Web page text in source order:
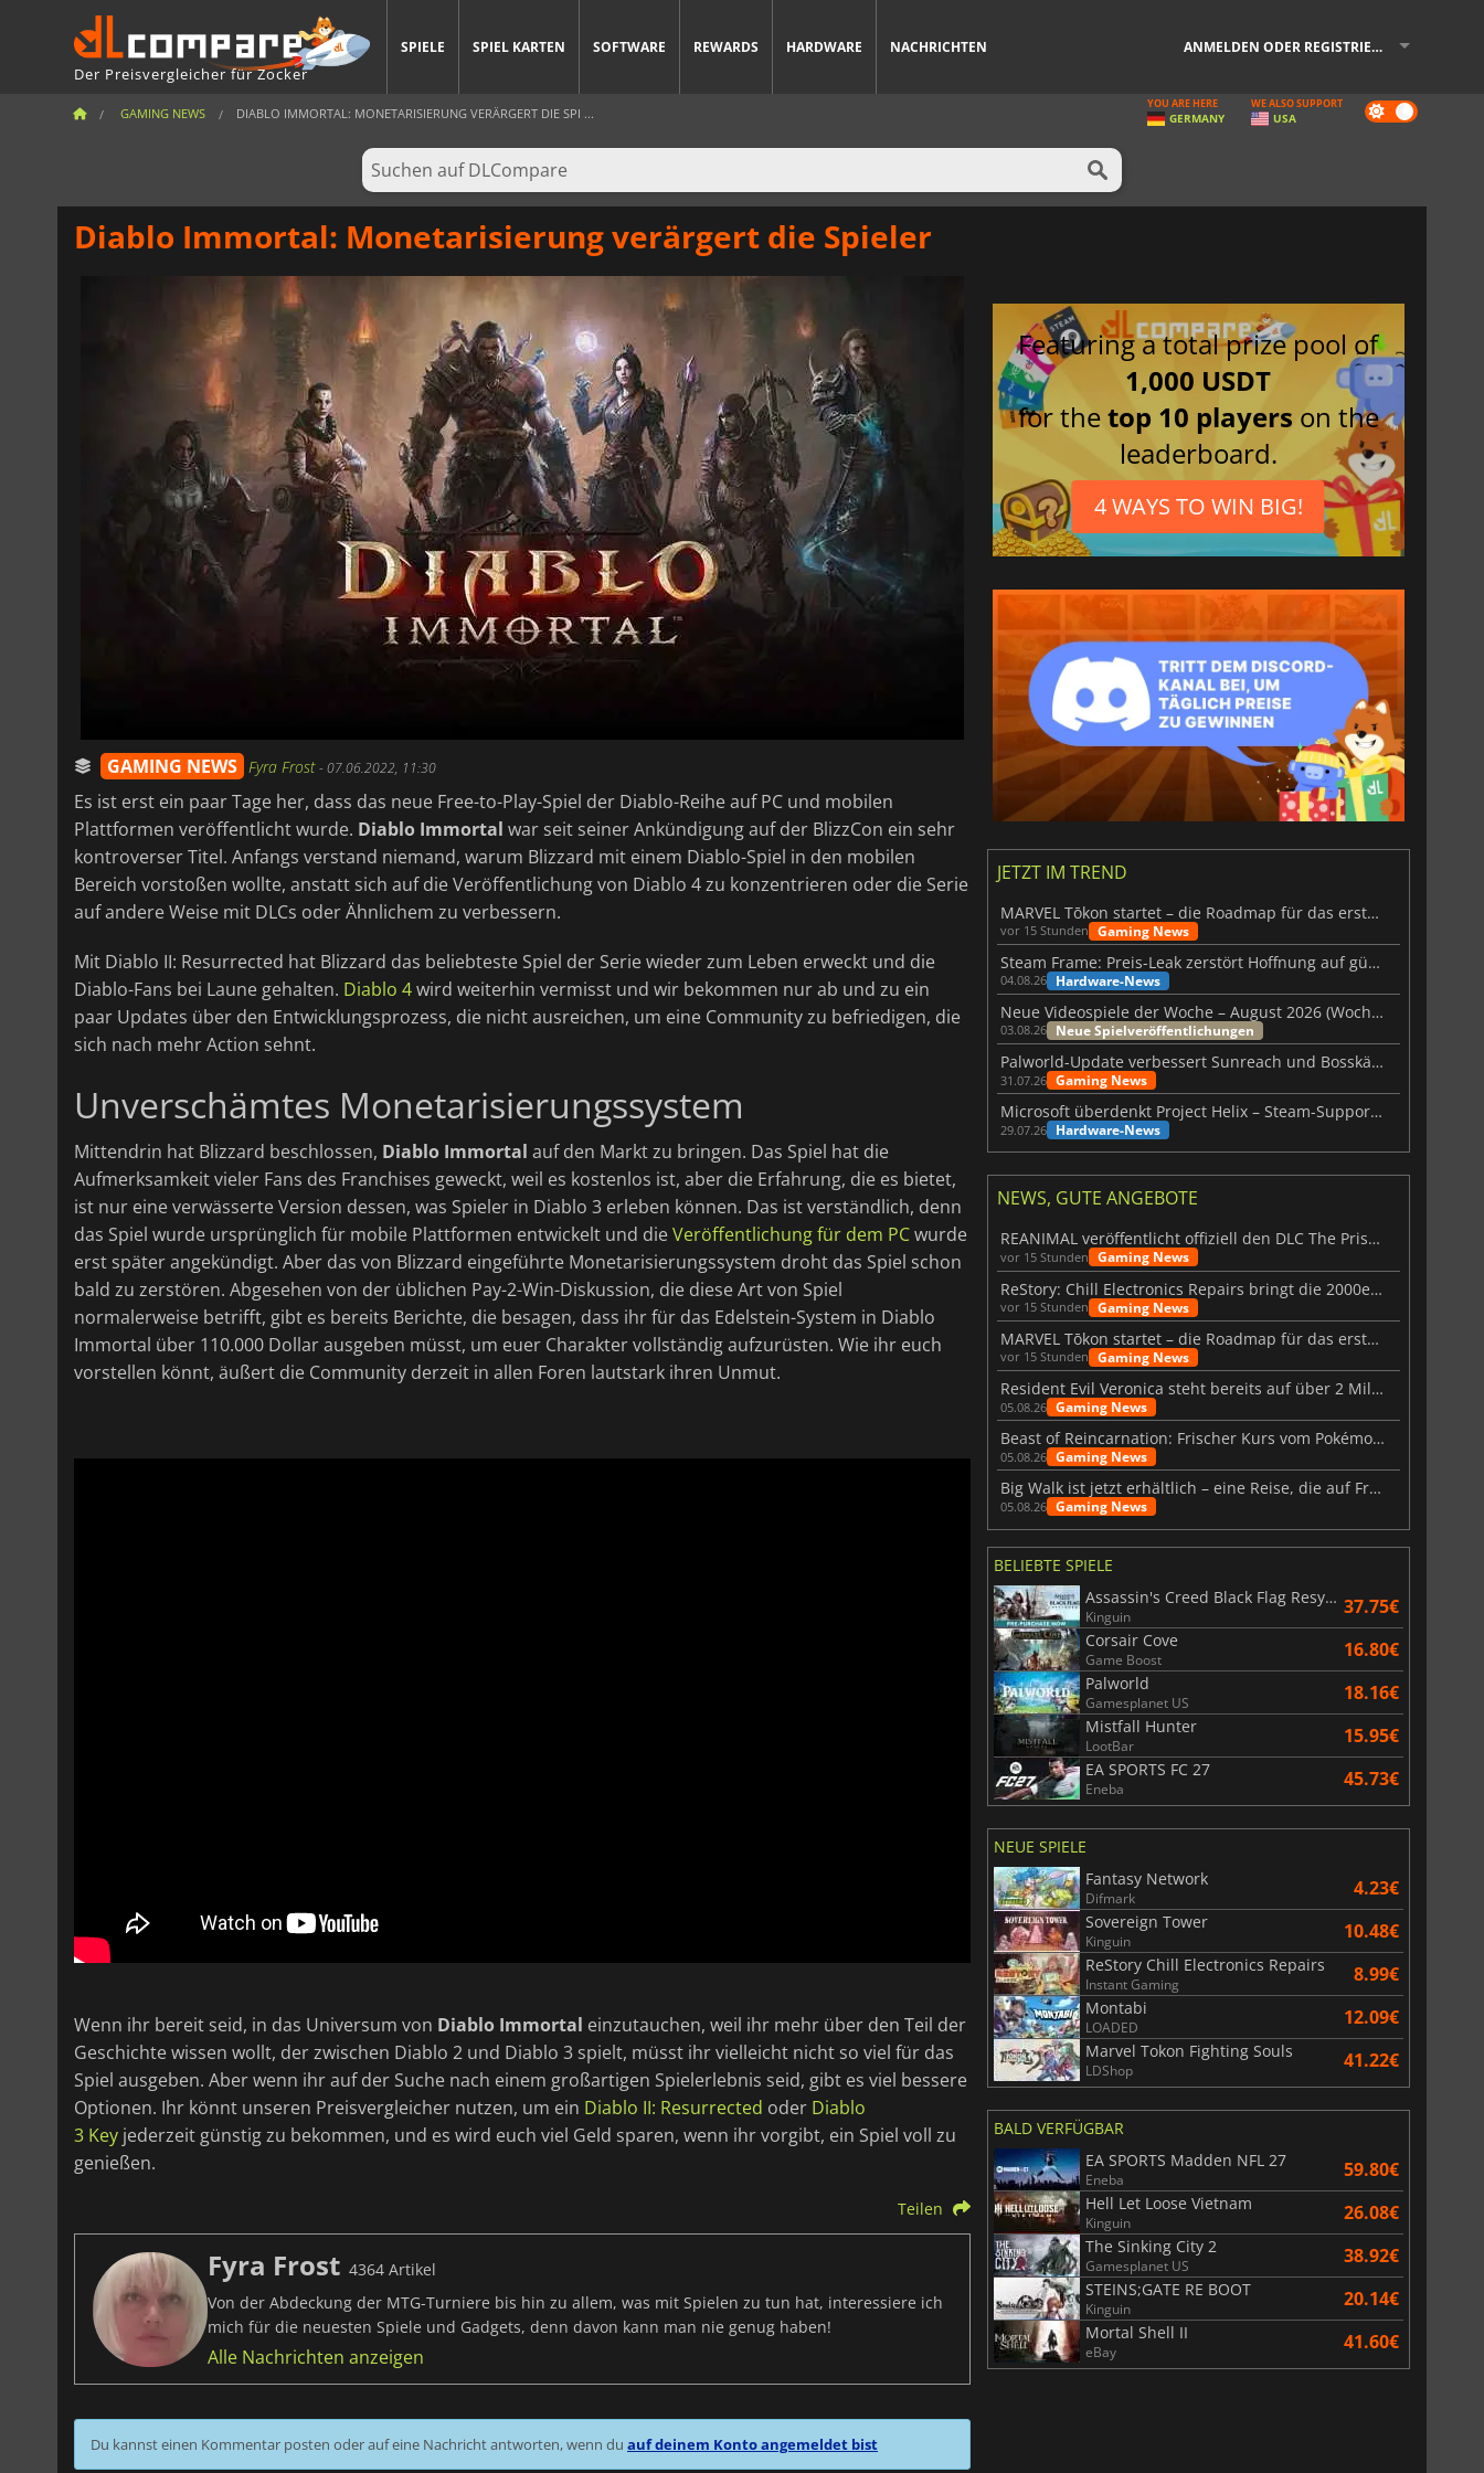
Der Preisvergleicher für Zocker
SPIELE SPIEL KARTEN SOFTWARE REWARDS HARDWARE NACHRICHTEN ANMELDEN ODER REGISTRIEREN
GAMING NEWS DIABLO IMMORTAL: MONETARISIERUNG VERÄRGERT DIE SPI ... Dark
mode
YOU ARE HERE
GERMANY
WE ALSO SUPPORT
USA
Diablo Immortal: Monetarisierung verärgert die Spieler
GAMING NEWS Fyra Frost-07.06.2022, 11:30
Es ist erst ein paar Tage her, dass das neue Free-to-Play-Spiel der Diablo-Reihe auf PC und mobilen
Plattformen veröffentlicht wurde. Diablo Immortal war seit seiner Ankündigung auf der BlizzCon ein sehr
kontroverser Titel. Anfangs verstand niemand, warum Blizzard mit einem Diablo-Spiel in den mobilen
Bereich vorstoßen wollte, anstatt sich auf die Veröffentlichung von Diablo 4 zu konzentrieren oder die Serie
auf andere Weise mit DLCs oder Ähnlichem zu verbessern.
Mit Diablo II: Resurrected hat Blizzard das beliebteste Spiel der Serie wieder zum Leben erweckt und die
Diablo-Fans bei Laune gehalten. Diablo 4wird weiterhin vermisst und wir bekommen nur ab und zu ein
paar Updates über den Entwicklungsprozess, die nicht ausreichen, um eine Community zu befriedigen, die
sich nach mehr Action sehnt.
Unverschämtes Monetarisierungssystem
Mittendrin hat Blizzard beschlossen, Diablo Immortal auf den Markt zu bringen. Das Spiel hat die
Aufmerksamkeit vieler Fans des Franchises geweckt, weil es kostenlos ist, aber die Erfahrung, die es bietet,
ist nur eine verwässerte Version dessen, was Spieler in Diablo 3 erleben können. Das ist verständlich, denn
das Spiel wurde ursprünglich für mobile Plattformen entwickelt und dieVeröffentlichung für dem PCwurde
erst später angekündigt. Aber das von Blizzard eingeführte Monetarisierungssystem droht das Spiel schon
bald zu zerstören. Abgesehen von der üblichen Pay-2-Win-Diskussion, die diese Art von Spiel
normalerweise betrifft, gibt es bereits Berichte, die besagen, dass ihr für das Edelstein-System in Diablo
Immortal über 110.000 Dollar ausgeben müsst, um euer Charakter vollständig aufzurüsten. Wie ihr euch
vorstellen könnt, äußert die Community derzeit in allen Foren lautstark ihren Unmut.
Wenn ihr bereit seid, in das Universum von Diablo Immortal einzutauchen, weil ihr mehr über den Teil der
Geschichte wissen wollt, der zwischen Diablo 2 und Diablo 3 spielt, müsst ihr vielleicht nicht so viel für das
Spiel ausgeben. Aber wenn ihr auf der Suche nach einem großartigen Spielerlebnis seid, gibt es viel bessere
Optionen. Ihr könnt unseren Preisvergleicher nutzen, um ein Diablo II: Resurrected oder Diablo
3 Key jederzeit günstig zu bekommen, und es wird euch viel Geld sparen, wenn ihr vorgibt, ein Spiel voll zu
genießen.
Teilen
Fyra Frost 4364 Artikel
Von der Abdeckung der MTG-Turniere bis hin zu allem, was mit Spielen zu tun hat, interessiere ich
mich für die neuesten Spiele und Gadgets, denn davon kann man nie genug haben!
Alle Nachrichten anzeigen
Du kannst einen Kommentar posten oder auf eine Nachricht antworten, wenn du auf deinem Konto angemeldet bist
Featuring a total prize pool of
1,000 USDT
for thetop 10 players on the
leaderboard.
4 WAYS TO WIN BIG!
JETZT IM TREND
MARVEL Tōkon startet – die Roadmap für das erste Jahr wurde vorgestellt
vor 15 Stunden Gaming News
Steam Frame: Preis-Leak zerstört Hoffnung auf günstiges VR-Headset
04.08.26 Hardware-News
Neue Videospiele der Woche – August 2026 (Woche 32)
03.08.26 Neue Spielveröffentlichungen
Palworld-Update verbessert Sunreach und Bosskämpfe deutlich
31.07.26 Gaming News
Microsoft überdenkt Project Helix – Steam-Support gefährdet
29.07.26 Hardware-News
NEWS, GUTE ANGEBOTE
REANIMAL veröffentlicht offiziell den DLC The Prisoner
vor 15 Stunden Gaming News
ReStory: Chill Electronics Repairs bringt die 2000er zurück
vor 15 Stunden Gaming News
MARVEL Tōkon startet – die Roadmap für das erste Jahr wurde vorgestellt
vor 15 Stunden Gaming News
Resident Evil Veronica steht bereits auf über 2 Millionen Wunschlisten
05.08.26 Gaming News
Beast of Reincarnation: Frischer Kurs vom Pokémon-Studio
05.08.26 Gaming News
Big Walk ist jetzt erhältlich – eine Reise, die auf Freundschaft basiert
05.08.26 Gaming News
BELIEBTE SPIELE
Assassin's Creed Black Flag Resynced
Kinguin 37.75€
Corsair Cove
Game Boost 16.80€
Palworld
Gamesplanet US 18.16€
Mistfall Hunter
LootBar 15.95€
EA SPORTS FC 27
Eneba 45.73€
NEUE SPIELE
Fantasy Network
Difmark 4.23€
Sovereign Tower
Kinguin 10.48€
ReStory Chill Electronics Repairs
Instant Gaming 8.99€
Montabi
LOADED 12.09€
Marvel Tokon Fighting Souls
LDShop 41.22€
BALD VERFÜGBAR
EA SPORTS Madden NFL 27
Eneba 59.80€
Hell Let Loose Vietnam
Kinguin 26.08€
The Sinking City 2
Gamesplanet US 38.92€
STEINS;GATE RE BOOT
Kinguin 20.14€
Mortal Shell II
eBay 41.60€